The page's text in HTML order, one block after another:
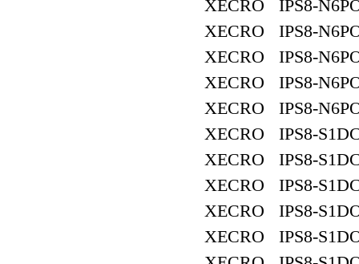
XECRO IPS8-
XECRO IPS8-
XECRO IPS8-
XECRO IPS8-
XECRO IPS8-
XECRO IPS8-
XECRO IPS8-
XECRO IPS8-
XECRO IPS8-
XECRO IPS8-